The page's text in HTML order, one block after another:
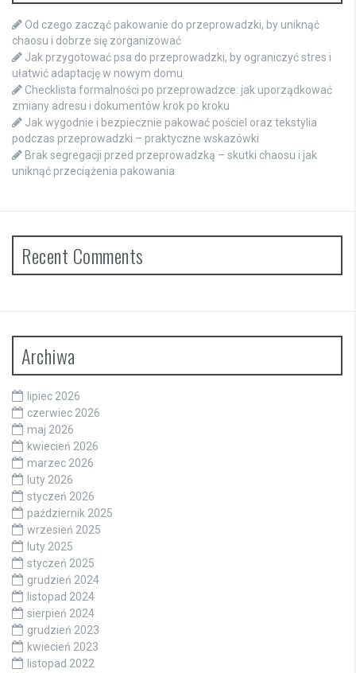
Od czego zacząć pakowanie do przeprowadzki, by uniknąć
chaosu i dobrze się zorganizować
Jak przygotować psa do przeprowadzki, by ograniczyć stres i
ułatwić adaptację w nowym domu
Checklista formalności po przeprowadzce: jak uporządkować
zmiany adresu i dokumentów krok po kroku
Jak wygodnie i bezpiecznie pakować pościel oraz tekstylia
podczas przeprowadzki – praktyczne wskazówki
Brak segregacji przed przeprowadzką – skutki chaosu i jak
uniknąć przeciążenia pakowania
Recent Comments
Archiwa
lipiec 2026
czerwiec 2026
maj 2026
kwiecień 2026
marzec 2026
luty 2026
styczeń 2026
październik 2025
wrzesień 2025
luty 2025
styczeń 2025
grudzień 2024
listopad 2024
sierpień 2024
grudzień 2023
kwiecień 2023
listopad 2022